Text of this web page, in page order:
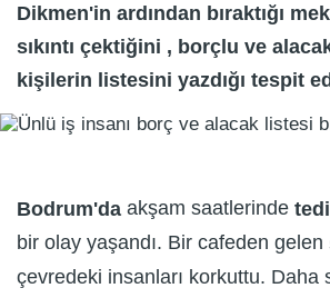
Dikmen'in ardından bıraktığı
sıkıntı çektiğini , borçlu ve
kişilerin listesini yazdığı tespit
Bodrum'da akşam saatlerinde
bir olay yaşandı. Bir cafeden gelen
çevredeki insanları korkuttu. Daha